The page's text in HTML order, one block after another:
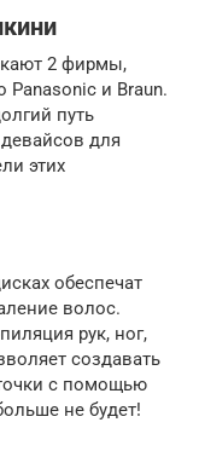
2 фирмы,
Panasonic и Braun.
путь
для
этих
обеспечат
волос.
рук, ног,
создавать
с помощью
не будет!